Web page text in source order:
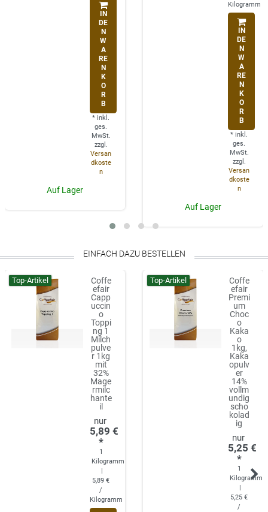
IN
DE
N
W
A
RE
N
K
O
R
B
* inkl.
ges.
MwSt.
zzgl.
Versan
dkoste
n
Auf Lager
Kilogramm
IN
DE
N
W
A
RE
N
K
O
R
B
* inkl.
ges.
MwSt.
zzgl.
Versan
dkoste
n
Auf Lager
EINFACH DAZU BESTELLEN
Top-Artikel
Coffe
efair
Capp
uccin
o
Toppi
ng 1
Milch
pulve
r 1kg
mit
32%
Mage
rmilc
hante
il
5,89 €
*
1
Kilogramm
5,89 €
/
Kilogramm
Top-Artikel
Coffe
efair
Premi
um
Choc
o
Kaka
o
1kg,
Kaka
opulv
er
14%
vollm
undig
scho
kolad
ig
5,25 €
*
1
Kilogramm
5,25 €
/